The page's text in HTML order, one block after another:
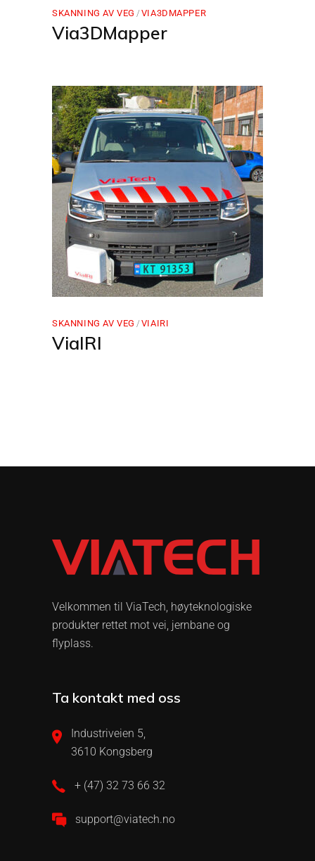
SKANNING AV VEG VIA3DMAPPER
Via3DMapper
SKANNING AV VEG VIAIRI
ViaIRI
Velkommen til ViaTech, høyteknologiske
produkter rettet mot vei, jernbane og
flyplass.
Ta kontakt med oss
Industriveien 5,
3610 Kongsberg
+ (47) 32 73 66 32
support@viatech.no